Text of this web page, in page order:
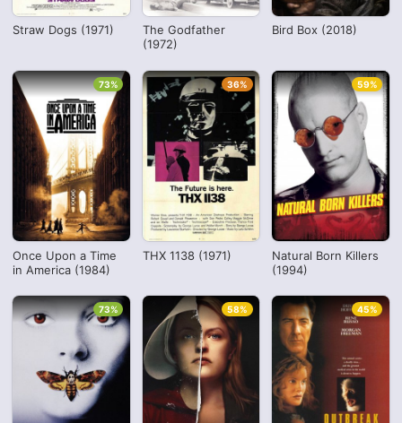
Straw Dogs (1971)
The Godfather
(1972)
Bird Box (2018)
Once Upon a Time
in America (1984)
73%
THX 1138 (1971)
36%
Natural Born Killers
(1994)
59%
73% 58% 45%